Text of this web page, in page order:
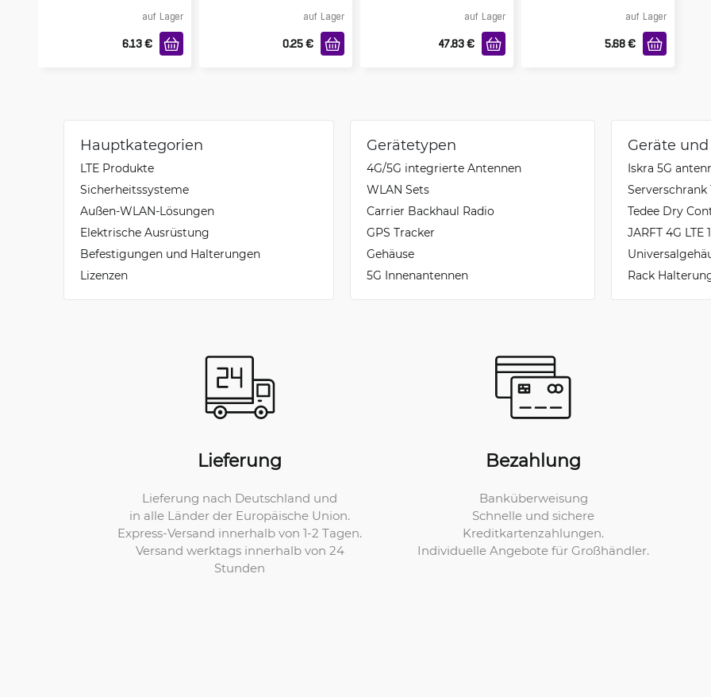
auf Lager
6.13 €
auf Lager
0.25 €
auf Lager
47.83 €
auf Lager
5.68 €
Hauptkategorien
LTE Produkte
Sicherheitssysteme
Außen-WLAN-Lösungen
Elektrische Ausrüstung
Befestigungen und Halterungen
Lizenzen
Gerätetypen
4G/5G integrierte Antennen
WLAN Sets
Carrier Backhaul Radio
GPS Tracker
Gehäuse
5G Innenantennen
Geräte
Iskra 5G
Tedee Dry
JARFT 4G
Rack
Lieferung
Lieferung nach Deutschland und
in alle Länder der Europäische Union.
Express-Versand innerhalb von 1-2 Tagen.
Versand werktags innerhalb von 24
Stunden
Bezahlung
Banküberweisung
Schnelle und sichere
Kreditkartenzahlungen.
Individuelle Angebote für Großhändler.